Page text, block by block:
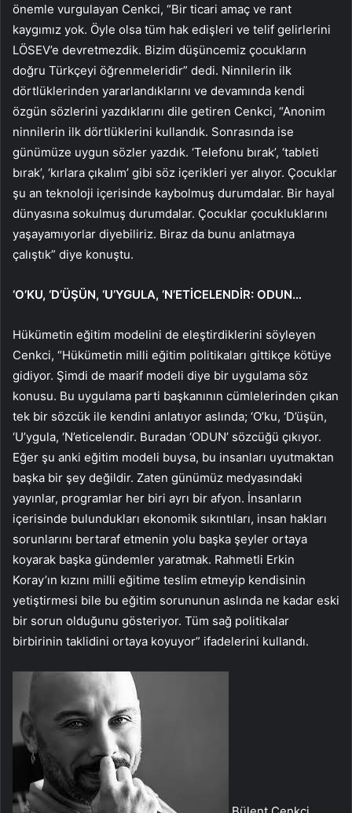
önemle vurgulayan Cenkci, “Bir ticari amaç ve rant
kaygımız yok. Öyle olsa tüm hak edişleri ve telif gelirlerini
LÖSEV’e devretmezdik. Bizim düşüncemiz çocukların
doğru Türkçeyi öğrenmeleridir” dedi. Ninnilerin ilk
dörtlüklerinden yararlandıklarını ve devamında kendi
özgün sözlerini yazdıklarını dile getiren Cenkci, “Anonim
ninnilerin ilk dörtlüklerini kullandık. Sonrasında ise
günümüze uygun sözler yazdık. ‘Telefonu bırak’, ‘tableti
bırak’, ‘kırlara çıkalım’ gibi söz içerikleri yer alıyor. Çocuklar
şu an teknoloji içerisinde kaybolmuş durumdalar. Bir hayal
dünyasına sokulmuş durumdalar. Çocuklar çocukluklarını
yaşayamıyorlar diyebiliriz. Biraz da bunu anlatmaya
çalıştık” diye konuştu.
‘O’KU, ‘D’ÜŞÜN, ‘U’YGULA, ‘N’ETİCELENDİR: ODUN…
Hükümetin eğitim modelini de eleştirdiklerini söyleyen
Cenkci, “Hükümetin milli eğitim politikaları gittikçe kötüye
gidiyor. Şimdi de maarif modeli diye bir uygulama söz
konusu. Bu uygulama parti başkanının cümlelerinden çıkan
tek bir sözcük ile kendini anlatıyor aslında; ‘O’ku, ‘D’üşün,
‘U’ygula, ‘N’eticelendir. Buradan ‘ODUN’ sözcüğü çıkıyor.
Eğer şu anki eğitim modeli buysa, bu insanları uyutmaktan
başka bir şey değildir. Zaten günümüz medyasındaki
yayınlar, programlar her biri ayrı bir afyon. İnsanların
içerisinde bulundukları ekonomik sıkıntıları, insan hakları
sorunlarını bertaraf etmenin yolu başka şeyler ortaya
koyarak başka gündemler yaratmak. Rahmetli Erkin
Koray’ın kızını milli eğitime teslim etmeyip kendisinin
yetiştirmesi bile bu eğitim sorununun aslında ne kadar eski
bir sorun olduğunu gösteriyor. Tüm sağ politikalar
birbirinin taklidini ortaya koyuyor” ifadelerini kullandı.